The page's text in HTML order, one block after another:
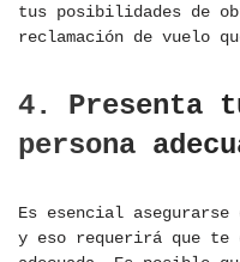
tus posibilidades de
reclamación de vuelo
4. Presenta
persona
Es esencial asegurarse
y eso requerirá que te